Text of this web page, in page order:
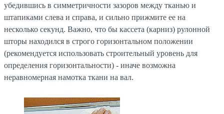
убедившись в симметричности зазоров между тканью и
штапиками слева и справа, и сильно прижмите ее на
несколько секунд. Важно, что бы кассета (карниз) рулонной
шторы находился в строго горизонтальном положении
(рекомендуется использовать строительный уровень для
определения горизонтальности) - иначе возможна
неравномерная намотка ткани на вал.